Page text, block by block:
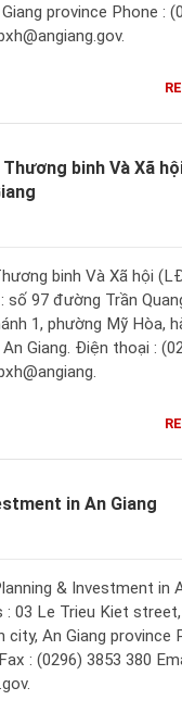
province Phone :
binh Và Xã
binh Và Xã hội
số 97 đường Trần
1, phường Mỹ Hòa,
Giang. Điện thoại :
in An Giang
& Investment in
: 03 Le Trieu Kiet
city, An Giang province
: (0296) 3853 380